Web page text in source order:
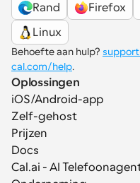
Rand
Firefox
Linux
Behoefte aan hulp?
cal.com/help.
Oplossingen
iOS/Android-app
Zelf-gehost
Prijzen
Docs
Cal.ai - AI